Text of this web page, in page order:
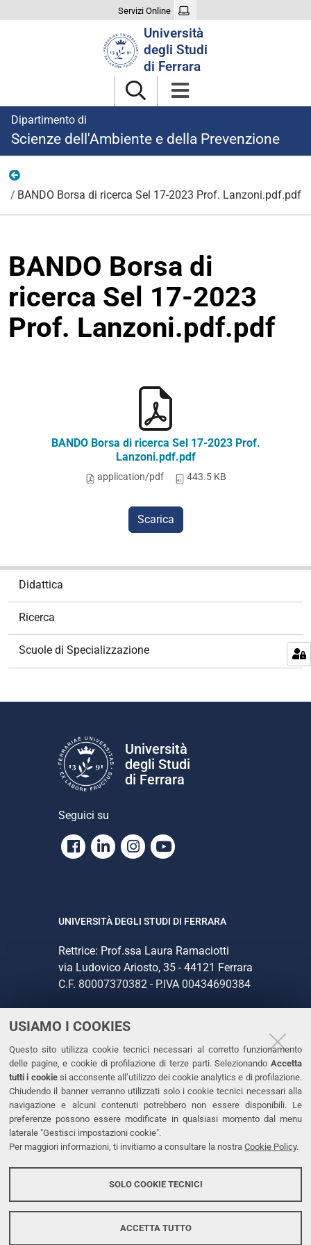
USIAMO I COOKIES
Questo sito utilizza cookie tecnici necessari al corretto funzionamento
delle pagine, e cookie di profilazione di terze parti. Selezionando Accetta
tutti i cookiesi acconsente all’utilizzo dei cookie analytics e di profilazione.
Chiudendo il banner verranno utilizzati solo i cookie tecnici necessari alla
navigazione e alcuni contenuti potrebbero non essere disponibili. Le
preferenze possono essere modificate in qualsiasi momento dal menu
laterale "Gestisci impostazioni cookie".
Per maggiori informazioni, ti invitiamo a consultare la nostra Cookie Policy.
SOLO COOKIE TECNICI
ACCETTA TUTTO
Servizi Online
Università
degli Studi
di Ferrara
Dipartimento di
Scienze dell'Ambiente e della Prevenzione
BANDO Borsa di ricerca Sel 17-2023 Prof. Lanzoni.pdf.pdf
BANDO Borsa di
ricerca Sel 17-2023
Prof. Lanzoni.pdf.pdf
BANDO Borsa di ricerca Sel 17-2023 Prof.
Lanzoni.pdf.pdf
application/pdf 443.5 KB
Scarica
Didattica
Ricerca
Scuole di Specializzazione
Università
degli Studi
di Ferrara
Seguici su
Facebook
LinkedinInstagram
Youtube
UNIVERSITÀ DEGLI STUDI DI FERRARA
Rettrice: Prof.ssa Laura Ramaciotti
via Ludovico Ariosto, 35 - 44121 Ferrara
C.F. 80007370382 - P.IVA 00434690384
CONTATTI
Tel. +39 0532 293111
Fax. +39 0532 293031
PEC
LINKS
Dichiarazione di accessibilità
Protezione dati personali